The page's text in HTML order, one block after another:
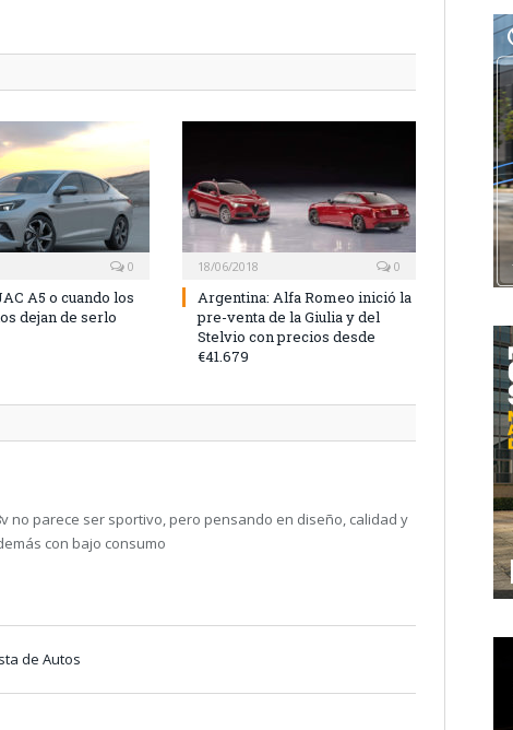
0
A5 o cuando los
dejan de serlo
18/06/2018 0
Argentina: Alfa Romeo inició la
pre-venta de la Giulia y del
Stelvio con precios desde
€41.679
no parece ser sportivo, pero pensando en diseño, calidad y
con bajo consumo
de Autos